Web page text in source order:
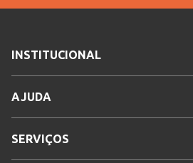
INSTITUCIONAL
AJUDA
SERVIÇOS